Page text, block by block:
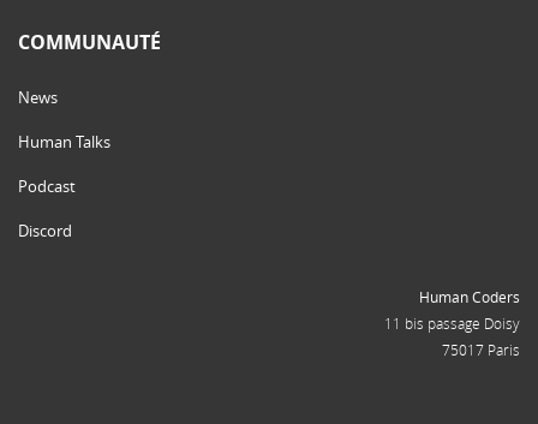
COMMUNAUTÉ
News
Human Talks
Podcast
Discord
Human Coders
11 bis passage Doisy
75017 Paris